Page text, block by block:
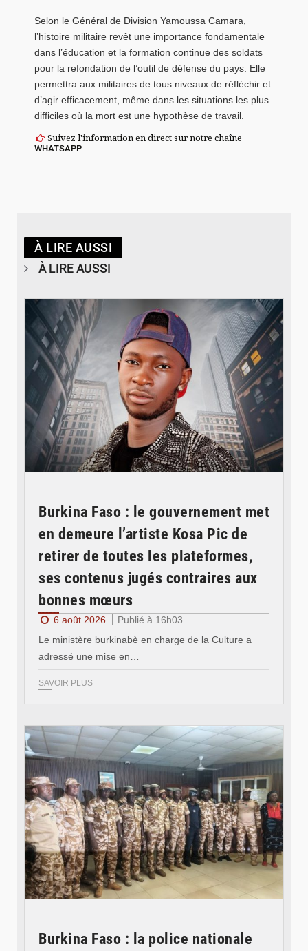
Selon le Général de Division Yamoussa Camara,
l’histoire militaire revêt une importance fondamentale
dans l’éducation et la formation continue des soldats
pour la refondation de l’outil de défense du pays. Elle
permettra aux militaires de tous niveaux de réfléchir et
d’agir efficacement, même dans les situations les plus
difficiles où la mort est une hypothèse de travail.
Suivez l'information en direct sur notre chaîne
WHATSAPP
À LIRE AUSSI
À LIRE AUSSI
Burkina Faso : le gouvernement met
en demeure l’artiste Kosa Pic de
retirer de toutes les plateformes,
ses contenus jugés contraires aux
bonnes mœurs
6 août 2026
Publié à 16h03
Le ministère burkinabè en charge de la Culture a
adressé une mise en…
SAVOIR PLUS
Burkina Faso : la police nationale